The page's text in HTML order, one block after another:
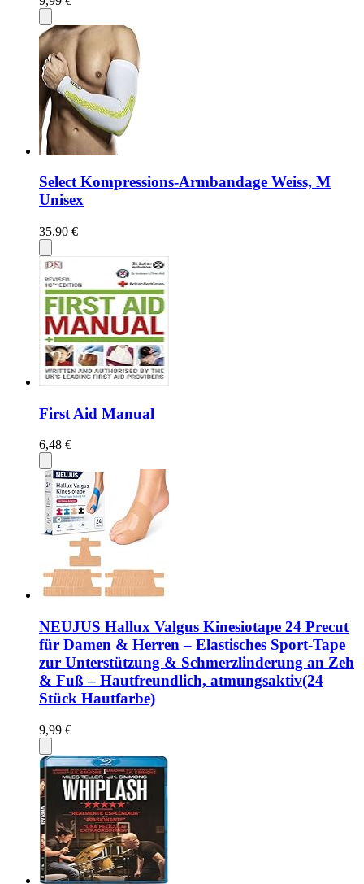
Select Kompressions-Armbandage Weiss, M
Unisex
35,90 €
First Aid Manual
6,48 €
NEUJUS Hallux Valgus Kinesiotape 24 Precut
für Damen & Herren – Elastisches Sport-Tape
zur Unterstützung & Schmerzlinderung an Zeh
& Fuß – Hautfreundlich, atmungsaktiv(24
Stück Hautfarbe)
9,99 €